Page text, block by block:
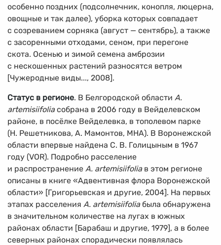
особенно поздних (подсолнечник, конопля, люцерна,
овощные и так далее), уборка которых совпадает
с созреванием сорняка (август — сентябрь), а также
с засоренными отходами, сеном, при перегоне
скота. Осенью и зимой семена амброзии
с нескошенных растений разносятся ветром
[Чужеродные виды..., 2008].
Статус в регионе. В Белгородской области A.
artemisiifoliaсобрана в 2006 году в Вейделевском
районе, в посёлке Вейделевка, в тополевом парке
(Н. Решетникова, А. Мамонтов, МНА). В Воронежской
области впервые найдена С. В. Голицыным в 1967
году (VOR). Подробно расселение
и распространение A. artemisiifoliaв этом регионе
описаны в книге «Адвентивная флора Воронежской
области» [Григорьевская и другие, 2004]. На первых
этапах расселения A. artemisiifoliaбыла обнаружена
в значительном количестве на лугах в южных
районах области [Барабаш и другие, 1979], а в более
северных районах спорадически появлялась